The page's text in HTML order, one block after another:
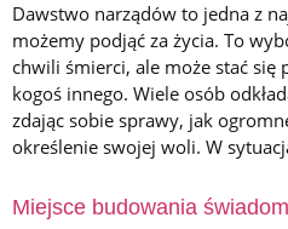
Dawstwo narządów to jedna z
możemy podjąć za życia. To
chwili śmierci, ale może stać się
kogoś innego. Wiele osób
zdając sobie sprawy, jak
określenie swojej woli. W
Miejsce budowania